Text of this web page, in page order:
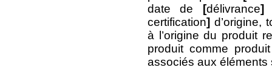
date de [délivrance]
certification] d’origine,
à l’origine du produit
produit comme
associés aux éléments